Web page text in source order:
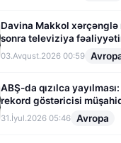
Davina Makkol
sonra televiziya
03.Avqust.2026 00:59
ABŞ-da qızılca
rekord göstəricisi
31.İyul.2026 05:46 Avropa